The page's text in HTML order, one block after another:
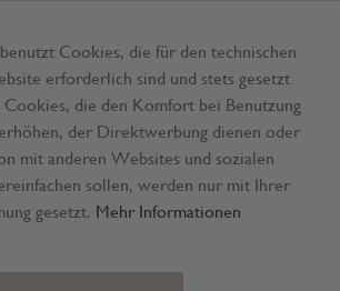
Cookies, die für den technischen
erforderlich sind und stets gesetzt
die den Komfort bei Benutzung
der Direktwerbung dienen oder
mit anderen Websites und sozialen
sollen, werden nur mit Ihrer
gesetzt. Mehr Informationen